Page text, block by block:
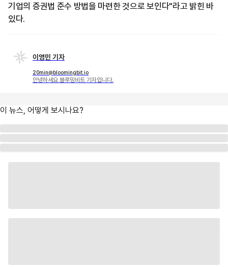
기업의 증권법 준수 방법을 마련한 것으로 보인다"라고 밝힌 바
있다.
이영민 기자
20min@bloomingbit.io
안녕하세요 블루밍비트 기자입니다.
이 뉴스, 어떻게 보시나요?